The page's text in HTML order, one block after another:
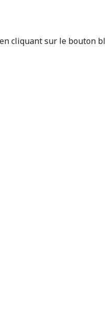
cliquant sur le bouton